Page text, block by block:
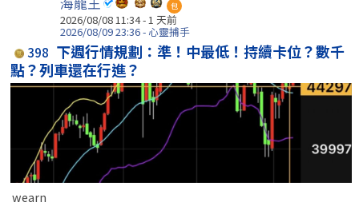
包
2026/08/08 11:34 - 1 天前
2026/08/09 23:36 - 心靈捕手
398 下週行情規劃：準！中最低！持續卡位？數千
點？列車還在行進？
wearn